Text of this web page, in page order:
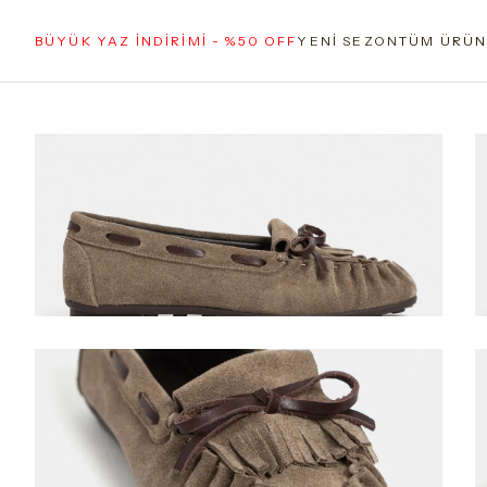
BÜYÜK YAZ İNDİRİMİ - %50 OFF YENİ SEZONTÜM